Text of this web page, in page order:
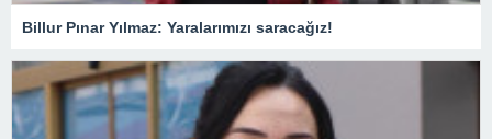
Billur Pınar Yılmaz: Yaralarımızı saracağız!